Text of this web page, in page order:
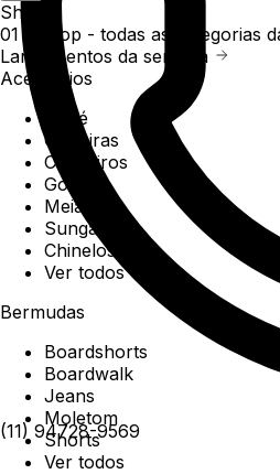
(11) 94728-9569
Shop
01 /
Shop - todas as categorias
Lançamentos da semana
Acessórios
Boné
Carteiras
Chaveiros
Gorros
Meias
Sunga
Chinelos
Ver todos
Bermudas
Boardshorts
Boardwalk
Jeans
Moletom
Shorts
Ver todos